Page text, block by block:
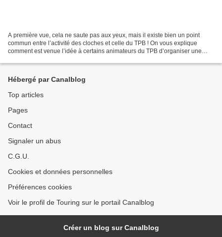
A première vue, cela ne saute pas aux yeux, mais il existe bien un point
commun entre l’activité des cloches et celle du TPB ! On vous explique
comment est venue l’idée à certains animateurs du TPB d’organiser une
Hébergé par Canalblog
Top articles
Pages
Contact
Signaler un abus
C.G.U.
Cookies et données personnelles
Préférences cookies
Voir le profil de Touring sur le portail Canalblog
Créer un blog sur Canalblog